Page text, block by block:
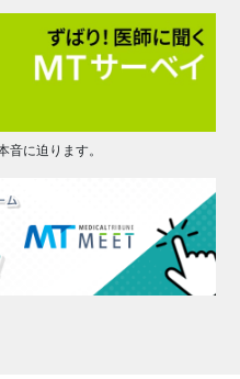
音に迫ります。